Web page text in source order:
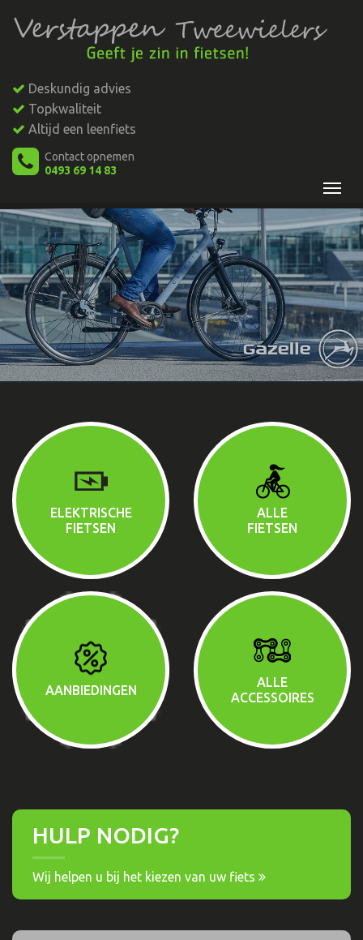
Deskundig advies
Topkwaliteit
Altijd een leenfiets
Contact opnemen
0493 69 14 83
ELEKTRISCHE
FIETSEN
ALLE
FIETSEN
AANBIEDINGEN
ALLE
ACCESSOIRES
HULP NODIG?
Wij helpen u bij het kiezen van uw fiets